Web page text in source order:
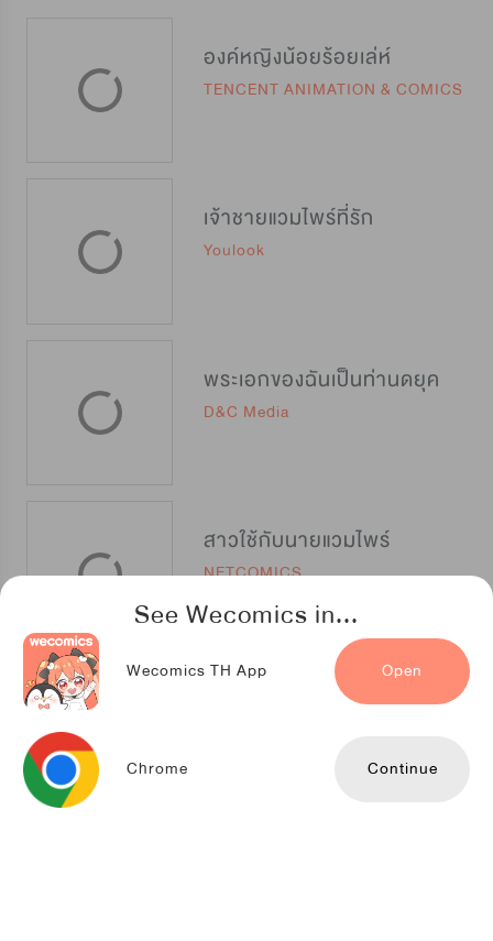
See Wecomics in...
Wecomics TH App Open
Chrome Continue
องค์หญิงน้อยร้อยเล่ห์
TENCENT ANIMATION & COMICS
เจ้าชายแวมไพร์ที่รัก
Youlook
พระเอกของฉันเป็นท่านดยุค
D&C Media
สาวใช้กับนายแวมไพร์
NETCOMICS
พระเอกจอมทำลายล้างหลงรักฉันซะงั้น